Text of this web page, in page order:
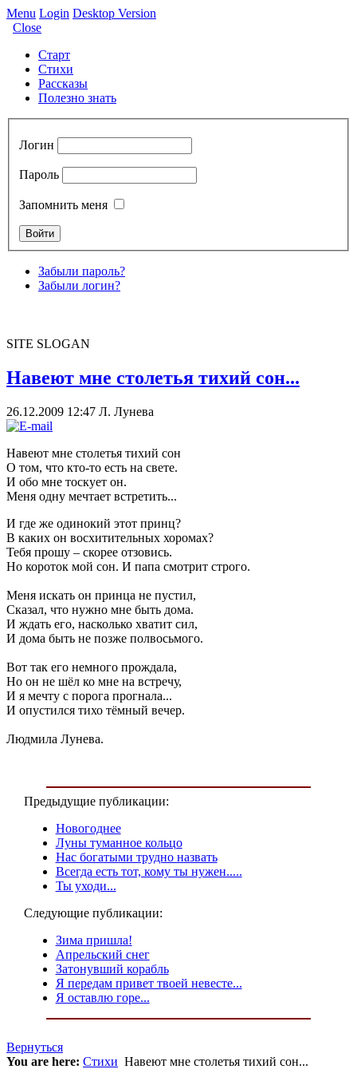
Menu Login Desktop Version
Close
Старт
Стихи
Рассказы
Полезно знать
Логин
Пароль
Запомнить меня
Забыли пароль?
Забыли логин?
SITE SLOGAN
Навеют мне столетья тихий сон...
26.12.2009 12:47 Л. Лунева
Навеют мне столетья тихий сон
О том, что кто-то есть на свете.
И обо мне тоскует он.
Меня одну мечтает встретить...
И где же одинокий этот принц?
В каких он восхитительных хоромах?
Тебя прошу – скорее отзовись.
Но короток мой сон. И папа смотрит строго.
Меня искать он принца не пустил,
Сказал, что нужно мне быть дома.
И ждать его, насколько хватит сил,
И дома быть не позже полвосьмого.
Вот так его немного прождала,
Но он не шёл ко мне на встречу,
И я мечту с порога прогнала...
И опустился тихо тёмный вечер.
Людмила Лунева.
Предыдущие публикации:
Новогоднее
Луны туманное кольцо
Нас богатыми трудно назвать
Всегда есть тот, кому ты нужен.....
Ты уходи...
Следующие публикации:
Зима пришла!
Апрельский снег
Затонувший корабль
Я передам привет твоей невесте...
Я оставлю горе...
Вернуться
You are here: Стихи Навеют мне столетья тихий сон...